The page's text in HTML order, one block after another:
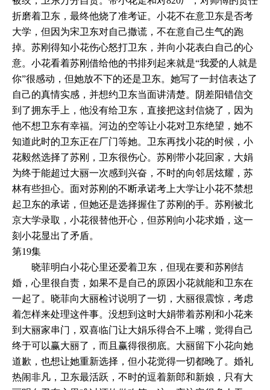
折磨着卫东，最终他烧了准考证。小花不在意卫东是否考
大学，但因为宋卫东对自己撒谎，不在意自己生气的跑
掉。苏刚得知小花伤心怒打卫东，并向小花表白自己的心
意。小花看着苏刚借给他的书排列起来就是“我爱的人就是
你”很感动，但她放不下的还是卫东。她写了一封信表达了
自己的真情实感，并想约卫东当面讲清楚。阴差阳错信交
到了拥东手上，他没有给卫东，直接把这封信烧了，因为
他不想卫东有幸福。河边的空等让小花对卫东绝望，她不
知道此时的卫东正在厂门等她。卫东再找小花的时候，小
花毅然选择了苏刚，卫东很伤心。苏刚带小花回家，大娟
为终于能超过大丽一次感到兴奋，不时的向邻居炫耀，苏
林有些担心。面对苏刚的不断承诺考上大学让小花不禁想
起卫东的承诺，但她还是选择握住了苏刚的手。苏刚被北
京大学录取，小花很替他开心，但苏刚向小花求婚，这一
刻小花显出了矛盾。
第19集
晓菲明白小花心里还爱着卫东，但现在要和苏刚结
婚，心里很自责，如果不是自己的原因小花就能和卫东在
一起了。晓菲向大丽检讨说明了一切，大丽很震惊，考虑
着怎样来处理这件事。没想到这时大娟带着苏刚和小花来
到大丽家串门，双喜临门让大娟乐得合不上嘴，觉得自己
终于可以赢大丽了，而且赢得很彻底。大丽留下小花向她
道歉，也想让她重新选择，但小花觉得一切都晚了。婚礼
热闹非凡，卫东最活跃，不时的逗着新郎和新娘，只有大